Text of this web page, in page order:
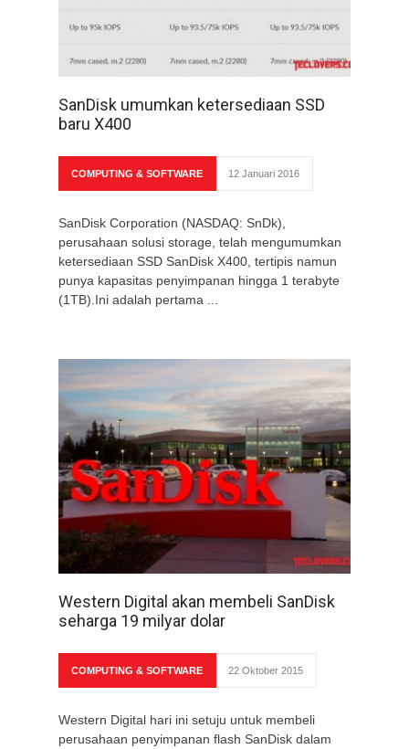
SanDisk umumkan ketersediaan SSD
baru X400
COMPUTING & SOFTWARE 12 Januari 2016
SanDisk Corporation (NASDAQ: SnDk),
perusahaan solusi storage, telah mengumumkan
ketersediaan SSD SanDisk X400, tertipis namun
punya kapasitas penyimpanan hingga 1 terabyte
(1TB).Ini adalah pertama ...
Western Digital akan membeli SanDisk
seharga 19 milyar dolar
COMPUTING & SOFTWARE 22 Oktober 2015
Western Digital hari ini setuju untuk membeli
perusahaan penyimpanan flash SanDisk dalam